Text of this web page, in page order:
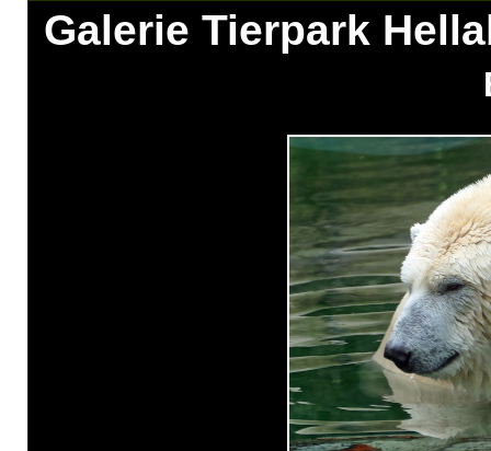
Galerie Tierpark